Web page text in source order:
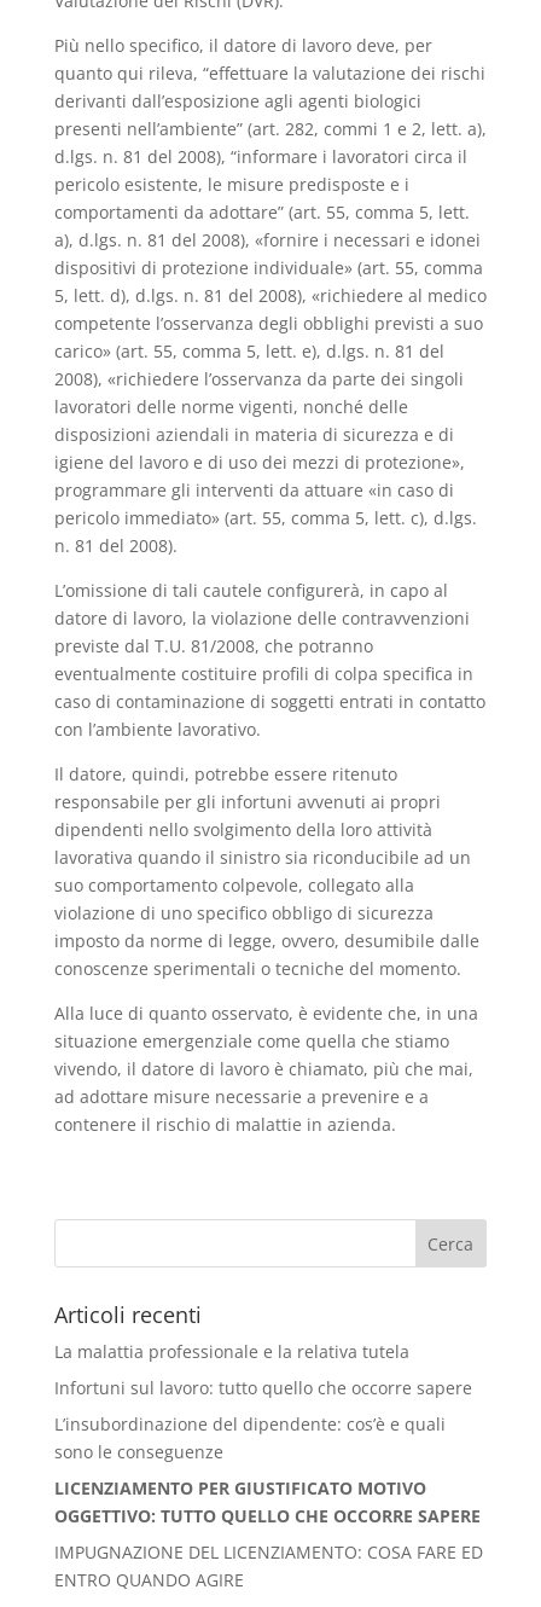
Più nello specifico, il datore di lavoro deve, per
quanto qui rileva, “effettuare la valutazione dei rischi
derivanti dall’esposizione agli agenti biologici
presenti nell’ambiente” (art. 282, commi 1 e 2, lett. a),
d.lgs. n. 81 del 2008), “informare i lavoratori circa il
pericolo esistente, le misure predisposte e i
comportamenti da adottare” (art. 55, comma 5, lett.
a), d.lgs. n. 81 del 2008), «fornire i necessari e idonei
dispositivi di protezione individuale» (art. 55, comma
5, lett. d), d.lgs. n. 81 del 2008), «richiedere al medico
competente l’osservanza degli obblighi previsti a suo
carico» (art. 55, comma 5, lett. e), d.lgs. n. 81 del
2008), «richiedere l’osservanza da parte dei singoli
lavoratori delle norme vigenti, nonché delle
disposizioni aziendali in materia di sicurezza e di
igiene del lavoro e di uso dei mezzi di protezione»,
programmare gli interventi da attuare «in caso di
pericolo immediato» (art. 55, comma 5, lett. c), d.lgs.
n. 81 del 2008).
L’omissione di tali cautele configurerà, in capo al
datore di lavoro, la violazione delle contravvenzioni
previste dal T.U. 81/2008, che potranno
eventualmente costituire profili di colpa specifica in
caso di contaminazione di soggetti entrati in contatto
con l’ambiente lavorativo.
Il datore, quindi, potrebbe essere ritenuto
responsabile per gli infortuni avvenuti ai propri
dipendenti nello svolgimento della loro attività
lavorativa quando il sinistro sia riconducibile ad un
suo comportamento colpevole, collegato alla
violazione di uno specifico obbligo di sicurezza
imposto da norme di legge, ovvero, desumibile dalle
conoscenze sperimentali o tecniche del momento.
Alla luce di quanto osservato, è evidente che, in una
situazione emergenziale come quella che stiamo
vivendo, il datore di lavoro è chiamato, più che mai,
ad adottare misure necessarie a prevenire e a
contenere il rischio di malattie in azienda.
Articoli recenti
La malattia professionale e la relativa tutela
Infortuni sul lavoro: tutto quello che occorre sapere
L’insubordinazione del dipendente: cos’è e quali
sono le conseguenze
LICENZIAMENTO PER GIUSTIFICATO MOTIVO
OGGETTIVO: TUTTO QUELLO CHE OCCORRE SAPERE
IMPUGNAZIONE DEL LICENZIAMENTO: COSA FARE ED
ENTRO QUANDO AGIRE